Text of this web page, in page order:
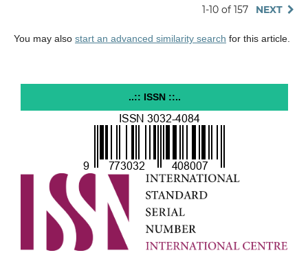
1-10 of 157 NEXT
You may also start an advanced similarity search for this article.
..:: ISSN ::..